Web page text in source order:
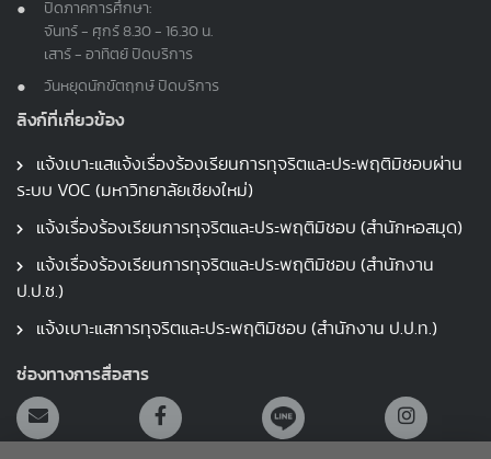
ปิดภาคการศึกษา:
จันทร์ - ศุกร์ 8.30 - 16.30 น.
เสาร์ - อาทิตย์ ปิดบริการ
วันหยุดนักขัตฤกษ์ ปิดบริการ
ลิงก์ที่เกี่ยวข้อง
แจ้งเบาะแสแจ้งเรื่องร้องเรียนการทุจริตและประพฤติมิชอบผ่าน
ระบบ VOC (มหาวิทยาลัยเชียงใหม่)
แจ้งเรื่องร้องเรียนการทุจริตและประพฤติมิชอบ (สำนักหอสมุด)
แจ้งเรื่องร้องเรียนการทุจริตและประพฤติมิชอบ (สำนักงาน
ป.ป.ช.)
แจ้งเบาะแสการทุจริตและประพฤติมิชอบ (สำนักงาน ป.ป.ท.)
ช่องทางการสื่อสาร